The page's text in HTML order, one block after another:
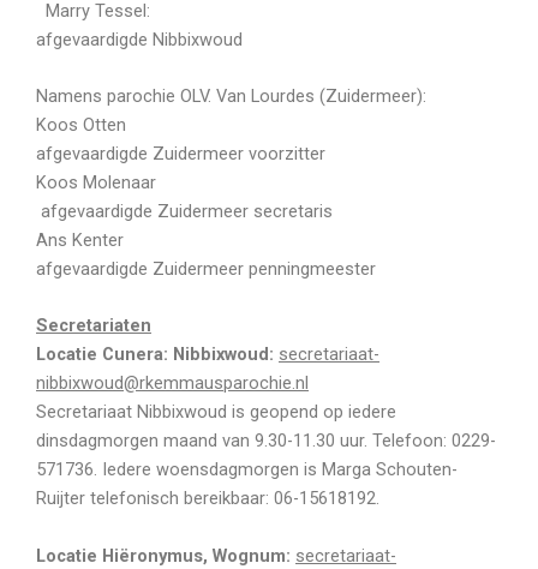
Marry Tessel:
afgevaardigde Nibbixwoud
Namens parochie OLV. Van Lourdes (Zuidermeer):
Koos Otten
afgevaardigde Zuidermeer voorzitter
Koos Molenaar
afgevaardigde Zuidermeer secretaris
Ans Kenter
afgevaardigde Zuidermeer penningmeester
Secretariaten
Locatie Cunera: Nibbixwoud: secretariaat-
nibbixwoud@rkemmausparochie.nl
Secretariaat Nibbixwoud is geopend op iedere
dinsdagmorgen maand van 9.30-11.30 uur. Telefoon: 0229-
571736. Iedere woensdagmorgen is Marga Schouten-
Ruijter telefonisch bereikbaar: 06-15618192.
Locatie Hiëronymus, Wognum: secretariaat-